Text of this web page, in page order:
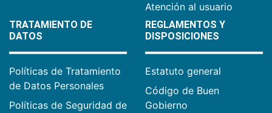
Atención al usuario
TRATAMIENTO DE
DATOS
Políticas de Tratamiento
de Datos Personales
Políticas de Seguridad de
REGLAMENTOS Y
DISPOSICIONES
Estatuto general
Código de Buen
Gobierno